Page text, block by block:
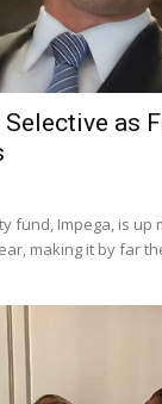
as
fund, Impega, is up
making it by far